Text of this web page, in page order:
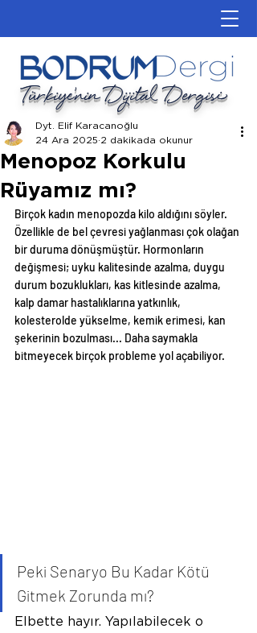
Türkiye'nin Dijital Dergisi
Menopoz Korkulu
Rüyamız mı?
Dyt. Elif Karacanoğlu
24 Ara 2025 2 dakikada okunur
Birçok kadın menopozda kilo aldığını söyler.
Özellikle de bel çevresi yağlanması çok olağan
bir duruma dönüşmüştür. Hormonların
değişmesi; uyku kalitesinde azalma, duygu
durum bozuklukları, kas kitlesinde azalma,
kalp damar hastalıklarına yatkınlık,
kolesterolde yükselme, kemik erimesi, kan
şekerinin bozulması... Daha saymakla
bitmeyecek birçok probleme yol açabiliyor.
Peki Senaryo Bu Kadar Kötü
Gitmek Zorunda mı?
Elbette hayır. Yapılabilecek o